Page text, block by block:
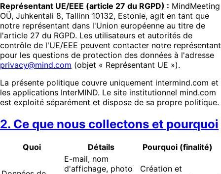
Représentant UE/EEE (article 27 du RGPD) : MindMeeting
OÜ, Juhkentali 8, Tallinn 10132, Estonie, agit en tant que
notre représentant dans l'Union européenne au titre de
l'article 27 du RGPD. Les utilisateurs et autorités de
contrôle de l'UE/EEE peuvent contacter notre représentant
pour les questions de protection des données à l'adresse
privacy@mind.com (objet « Représentant UE »).
La présente politique couvre uniquement intermind.com et
les applications InterMIND. Le site institutionnel mind.com
est exploité séparément et dispose de sa propre politique.
2. Ce que nous collectons et pourquoi
Quoi Détails Pourquoi (finalité)
E-mail, nom
d'affichage, photo
Création et